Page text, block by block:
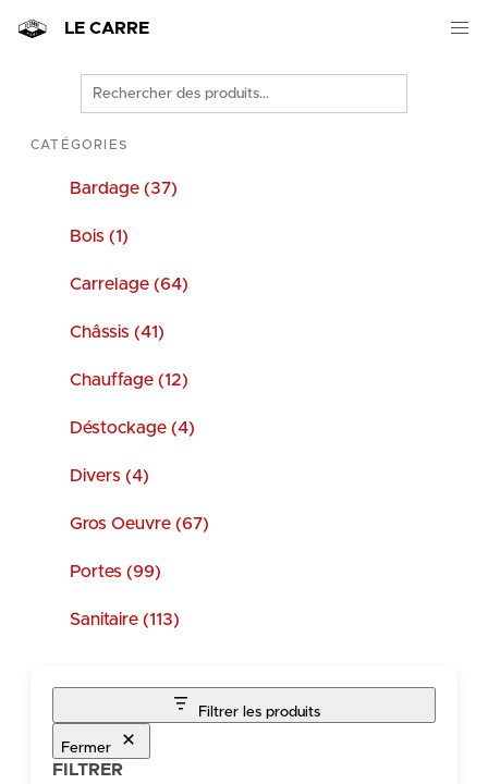
LE CARRE
Rechercher
des
produits
CATÉGORIES
Bardage (37)
Bois (1)
Carrelage (64)
Châssis (41)
Chauffage (12)
Déstockage (4)
Divers (4)
Gros Oeuvre (67)
Portes (99)
Sanitaire (113)
Filtrer les produits
Fermer
FILTRER